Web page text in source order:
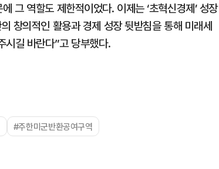
그 역할도 제한적이었다. 이제는 ‘초혁신경제’ 성장
창의적인 활용과 경제 성장 뒷받침을 통해 미래세
시길 바란다”고 당부했다.
#주한미군반환공여구역